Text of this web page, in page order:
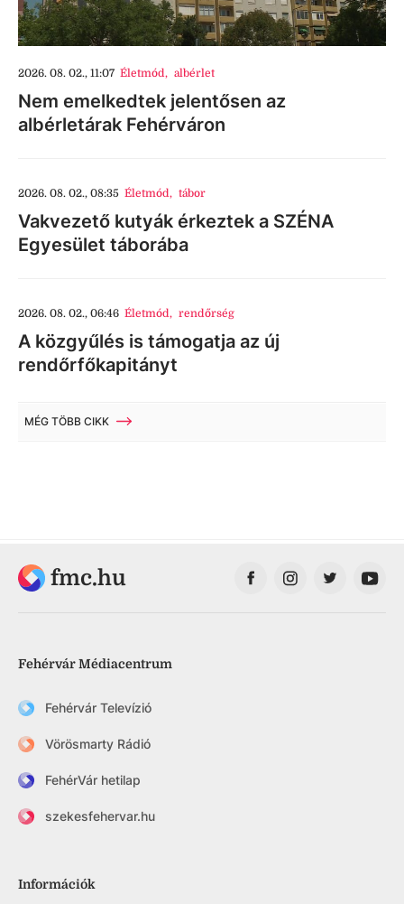
2026. 08. 02., 11:07 Életmód, albérlet
Nem emelkedtek jelentősen az
albérletárak Fehérváron
2026. 08. 02., 08:35 Életmód, tábor
Vakvezető kutyák érkeztek a SZÉNA
Egyesület táborába
2026. 08. 02., 06:46 Életmód, rendőrség
A közgyűlés is támogatja az új
rendőrfőkapitányt
MÉG TÖBB CIKK
fmc.hu
Fehérvár Médiacentrum
Fehérvár Televízió
Vörösmarty Rádió
FehérVár hetilap
szekesfehervar.hu
Információk